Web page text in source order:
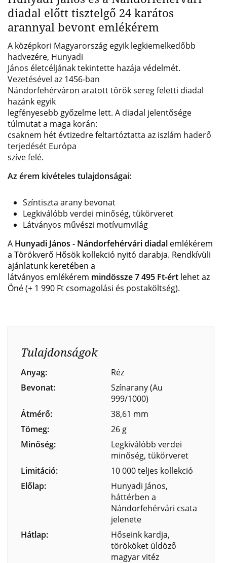
diadal előtt tisztelgő 24 karátos
arannyal bevont emlékérem
A középkori Magyarország egyik legkiemelkedőbb
hadvezére, Hunyadi
János életcéljának tekintette hazája védelmét.
Vezetésével az 1456‑ban
Nándorfehérváron aratott török sereg feletti diadal
hazánk egyik
legfényesebb győzelme lett. A diadal jelentősége
túlmutat a maga korán:
csaknem hét évtizedre feltartóztatta az iszlám haderő
terjedését Európa
szíve felé.
Az érem kivételes tulajdonságai:
Színtiszta arany bevonat
Legkiválóbb verdei minőség, tükörveret
Látványos művészi motívumvilág
A Hunyadi János - Nándorfehérvári diadal emlékérem
a Törökverő Hősök kollekció nyitó darabja. Rendkívüli
ajánlatunk keretében a
látványos emlékérem mindössze 7 495 Ft-ért lehet az
Öné(+ 1 990 Ft csomagolási és postaköltség).
Tulajdonságok
Anyag:
Réz
Bevonat:
Színarany (Au
999/1000)
Átmérő:
38,61 mm
Tömeg:
26 g
Minőség:
Legkiválóbb verdei
minőség, tükörveret
Limitáció:
10 000 teljes kollekció
Előlap:
Hunyadi János,
háttérben a
Nándorfehérvári csata
jelenete
Hátlap:
Hőseink kardja,
törököket üldöző
magyar vitéz